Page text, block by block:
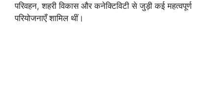
परिवहन, शहरी विकास और कनेक्टिविटी से जुड़ी कई महत्वपूर्ण
परियोजनाएँ शामिल थीं।